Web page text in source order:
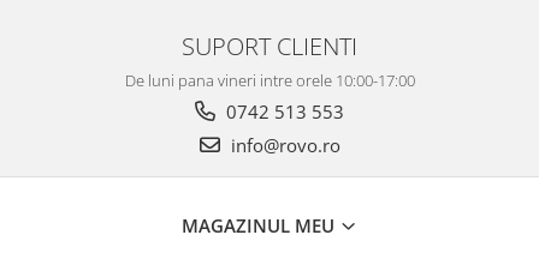
SUPORT CLIENTI
De luni pana vineri intre orele 10:00-17:00
0742 513 553
info@rovo.ro
MAGAZINUL MEU